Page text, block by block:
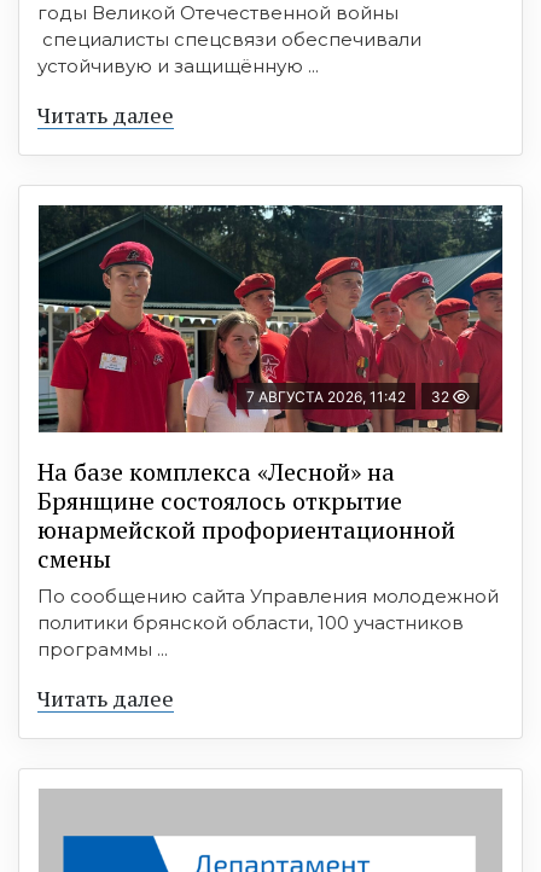
годы Великой Отечественной войны
специалисты спецсвязи обеспечивали
устойчивую и защищённую ...
Читать далее
7 АВГУСТА 2026, 11:42 32
На базе комплекса «Лесной» на
Брянщине состоялось открытие
юнармейской профориентационной
смены
По сообщению сайта Управления молодежной
политики брянской области, 100 участников
программы ...
Читать далее